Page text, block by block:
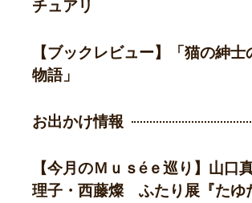
チュアリ
【ブックレビュー】「猫の紳士
物語」
お出かけ情報
【今月のＭｕｓéｅ巡り】山口
理子・西藤燦 ふたり展『たゆ